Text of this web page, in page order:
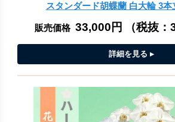
スタンダード胡蝶蘭 白大輪 3本
販売価格 33,000円 （税抜：